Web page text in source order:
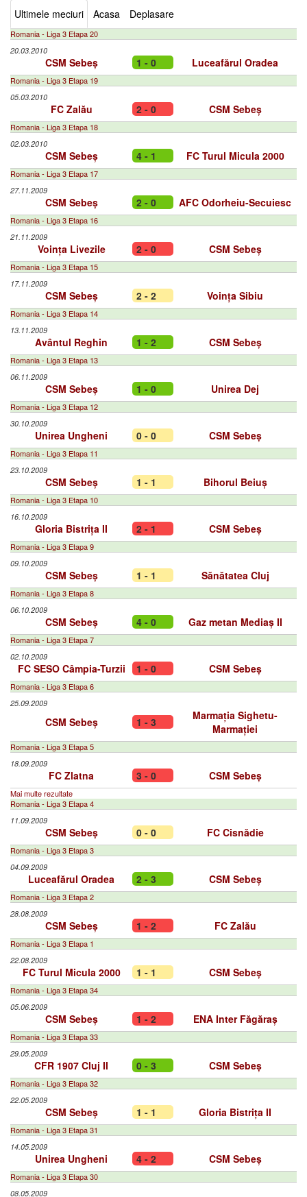
Ultimele meciuri Acasa Deplasare
Romania - Liga 3 Etapa 20
20.03.2010
CSM Sebeș 1 - 0 Luceafărul Oradea
Romania - Liga 3 Etapa 19
05.03.2010
FC Zalău 2 - 0 CSM Sebeș
Romania - Liga 3 Etapa 18
02.03.2010
CSM Sebeș 4 - 1 FC Turul Micula 2000
Romania - Liga 3 Etapa 17
27.11.2009
CSM Sebeș 2 - 0 AFC Odorheiu-Secuiesc
Romania - Liga 3 Etapa 16
21.11.2009
Voința Livezile 2 - 0 CSM Sebeș
Romania - Liga 3 Etapa 15
17.11.2009
CSM Sebeș 2 - 2 Voința Sibiu
Romania - Liga 3 Etapa 14
13.11.2009
Avântul Reghin 1 - 2 CSM Sebeș
Romania - Liga 3 Etapa 13
06.11.2009
CSM Sebeș 1 - 0 Unirea Dej
Romania - Liga 3 Etapa 12
30.10.2009
Unirea Ungheni 0 - 0 CSM Sebeș
Romania - Liga 3 Etapa 11
23.10.2009
CSM Sebeș 1 - 1 Bihorul Beiuș
Romania - Liga 3 Etapa 10
16.10.2009
Gloria Bistrița II 2 - 1 CSM Sebeș
Romania - Liga 3 Etapa 9
09.10.2009
CSM Sebeș 1 - 1 Sănătatea Cluj
Romania - Liga 3 Etapa 8
06.10.2009
CSM Sebeș 4 - 0 Gaz metan Mediaș II
Romania - Liga 3 Etapa 7
02.10.2009
FC SESO Câmpia-Turzii 1 - 0 CSM Sebeș
Romania - Liga 3 Etapa 6
25.09.2009
CSM Sebeș 1 - 3
Marmația Sighetu-
Marmației
Romania - Liga 3 Etapa 5
18.09.2009
FC Zlatna 3 - 0 CSM Sebeș
Mai multe rezultate
Romania - Liga 3 Etapa 4
11.09.2009
CSM Sebeș 0 - 0 FC Cisnădie
Romania - Liga 3 Etapa 3
04.09.2009
Luceafărul Oradea 2 - 3 CSM Sebeș
Romania - Liga 3 Etapa 2
28.08.2009
CSM Sebeș 1 - 2 FC Zalău
Romania - Liga 3 Etapa 1
22.08.2009
FC Turul Micula 2000 1 - 1 CSM Sebeș
Romania - Liga 3 Etapa 34
05.06.2009
CSM Sebeș 1 - 2 ENA Inter Făgăraș
Romania - Liga 3 Etapa 33
29.05.2009
CFR 1907 Cluj II 0 - 3 CSM Sebeș
Romania - Liga 3 Etapa 32
22.05.2009
CSM Sebeș 1 - 1 Gloria Bistrița II
Romania - Liga 3 Etapa 31
14.05.2009
Unirea Ungheni 4 - 2 CSM Sebeș
Romania - Liga 3 Etapa 30
08.05.2009